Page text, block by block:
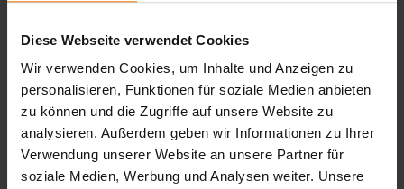
Diese Webseite verwendet Cookies
Wir verwenden Cookies, um Inhalte und Anzeigen zu
personalisieren, Funktionen für soziale Medien anbieten
zu können und die Zugriffe auf unsere Website zu
analysieren. Außerdem geben wir Informationen zu Ihrer
Verwendung unserer Website an unsere Partner für
soziale Medien, Werbung und Analysen weiter. Unsere
Wir verarbeiten Ihre personenbezogenen Daten
datenschutzkonform. Weitere Informationen finden Sie in
unsererDatenschutzerklärung.
* Pflichtfelder
Zurück Senden